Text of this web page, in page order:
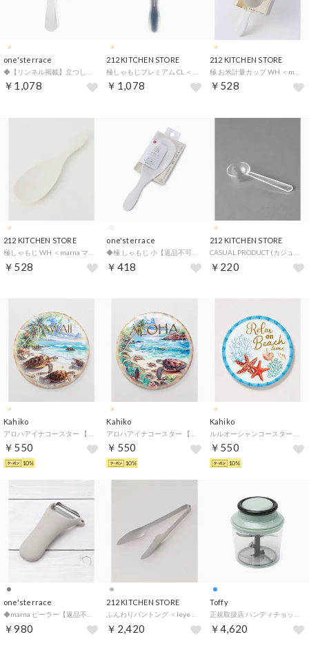
one'sterrace
￥1,078
212 KITCHEN STORE
￥1,078
212 KITCHEN STORE
￥528
212 KITCHEN STORE
￥528
one'sterrace
￥418
212 KITCHEN STORE
￥220
Kahiko
￥550
10%
Kahiko
￥550
10%
Kahiko
￥550
10%
one'sterrace
￥980
212 KITCHEN STORE
￥2,420
Toffy
￥4,620